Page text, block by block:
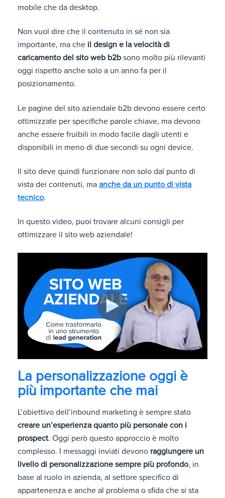
mobile che da desktop.
Non vuol dire che il contenuto in sé non sia
importante, ma che il design e la velocità di
caricamento del sito web b2b sono molto più rilevanti
oggi rispetto anche solo a un anno fa per il
posizionamento.
Le pagine del sito aziendale b2b devono essere certo
ottimizzate per specifiche parole chiave, ma devono
anche essere fruibili in modo facile dagli utenti e
disponibili in meno di due secondi su ogni device.
Il sito deve quindi funzionare non solo dal punto di
vista dei contenuti, ma anche da un punto di vista
tecnico.
In questo video, puoi trovare alcuni consigli per
ottimizzare il sito web aziendale!
La personalizzazione oggi è
più importante che mai
L’obiettivo dell’inbound marketing è sempre stato
creare un’esperienza quanto più personale con i
prospect. Oggi però questo approccio è molto
complesso. I messaggi inviati devono raggiungere un
livello di personalizzazione sempre più profondo, in
base al ruolo in azienda, al settore specifico di
appartenenza e anche al problema o sfida che si sta